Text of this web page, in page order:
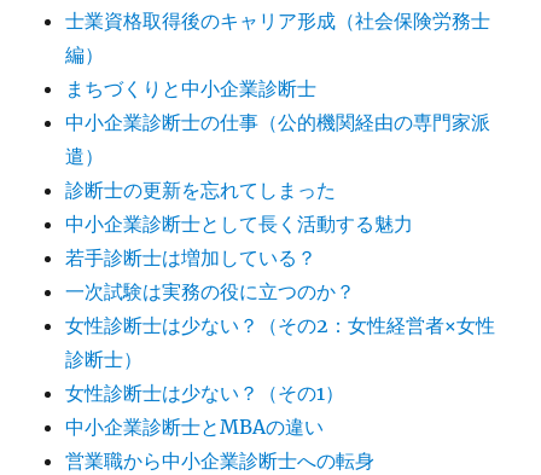
士業資格取得後のキャリア形成（社会保険労務士
編）
まちづくりと中小企業診断士
中小企業診断士の仕事（公的機関経由の専門家派
遣）
診断士の更新を忘れてしまった
中小企業診断士として長く活動する魅力
若手診断士は増加している？
一次試験は実務の役に立つのか？
女性診断士は少ない？（その2：女性経営者×女性
診断士）
女性診断士は少ない？（その1）
中小企業診断士とMBAの違い
営業職から中小企業診断士への転身